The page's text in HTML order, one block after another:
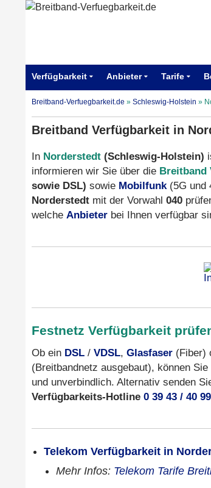
Verfügbarkeit Anbieter Tarife
Breitband-Verfuegbarkeit.de » Schleswig-Holstein »
Breitband Verfügbarkeit in
In Norderstedt (Schleswig-Holstein)
informieren wir Sie über die Breitband
sowie DSL) sowie Mobilfunk(5G und
Norderstedt mit der Vorwahl 040
welche Anbieter bei Ihnen verfügbar
Festnetz Verfügbarkeit
Ob ein DSL / VDSL, Glasfaser (Fiber)
(Breitbandnetz ausgebaut), können
und unverbindlich. Alternativ senden
Verfügbarkeits-Hotline 0 39 43 / 40
Telekom Verfügbarkeit in
Mehr Infos: Telekom Tarife